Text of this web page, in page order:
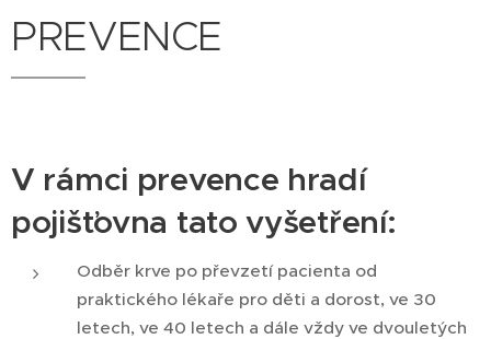
PREVENCE
V rámci prevence hradí
pojišťovna tato vyšetření:
Odběr krve po převzetí pacienta od
praktického lékaře pro děti a dorost, ve 30
letech, ve 40 letech a dále vždy ve dvouletých